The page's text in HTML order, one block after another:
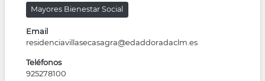
Mayores Bienestar Social
Email
residenciavillasecasagra@edaddoradaclm.es
Teléfonos
925278100